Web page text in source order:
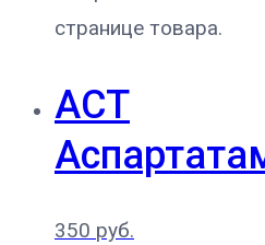
странице товара.
АСТ
350 руб.